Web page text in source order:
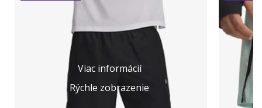
Viac informácií
Rýchle zobrazenie